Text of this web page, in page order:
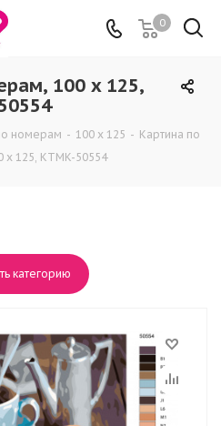
0
100 x 125,
номерам - 100 x 125 - Картина по
125, KTMK-50554
категорию